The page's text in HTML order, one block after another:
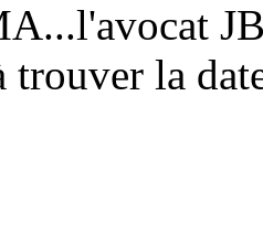
trouver la